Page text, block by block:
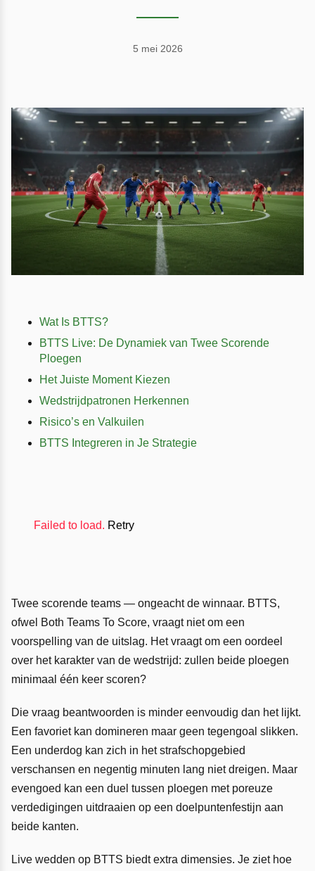
5 mei 2026
Wat Is BTTS?
BTTS Live: De Dynamiek van Twee Scorende
Ploegen
Het Juiste Moment Kiezen
Wedstrijdpatronen Herkennen
Risico’s en Valkuilen
BTTS Integreren in Je Strategie
Failed to load. Retry
Twee scorende teams — ongeacht de winnaar. BTTS,
ofwel Both Teams To Score, vraagt niet om een
voorspelling van de uitslag. Het vraagt om een oordeel
over het karakter van de wedstrijd: zullen beide ploegen
minimaal één keer scoren?
Die vraag beantwoorden is minder eenvoudig dan het lijkt.
Een favoriet kan domineren maar geen tegengoal slikken.
Een underdog kan zich in het strafschopgebied
verschansen en negentig minuten lang niet dreigen. Maar
evengoed kan een duel tussen ploegen met poreuze
verdedigingen uitdraaien op een doelpuntenfestijn aan
beide kanten.
Live wedden op BTTS biedt extra dimensies. Je ziet hoe